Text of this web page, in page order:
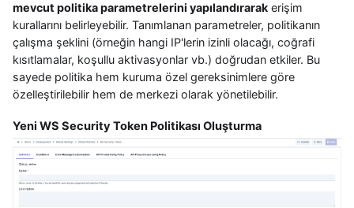
mevcut politika parametrelerini yapılandırarak erişim
kurallarını belirleyebilir. Tanımlanan parametreler, politikanın
çalışma şeklini (örneğin hangi IP'lerin izinli olacağı, coğrafi
kısıtlamalar, koşullu aktivasyonlar vb.) doğrudan etkiler. Bu
sayede politika hem kuruma özel gereksinimlere göre
özelleştirilebilir hem de merkezi olarak yönetilebilir.
Yeni WS Security Token Politikası Oluşturma